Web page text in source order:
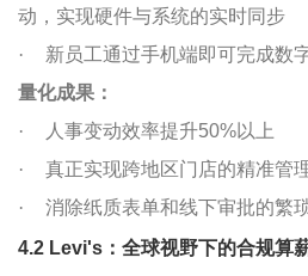
动，实现硬件与系统的实时同步
·
新员工通过手机端即可完成数
量化成果：
·
人事变动效率提升50%以上
·
真正实现跨地区门店的精准管
·
消除纸质表单和线下审批的繁
4.2 Levi's ：全球视野下的合规算